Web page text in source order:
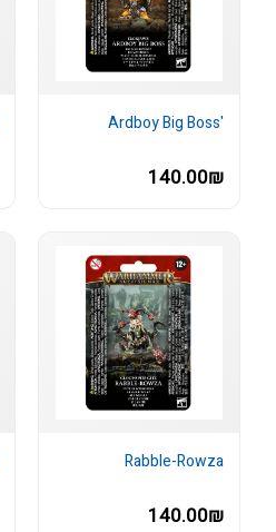
'Ardboy Big Boss
140.00₪
Rabble-Rowza
140.00₪